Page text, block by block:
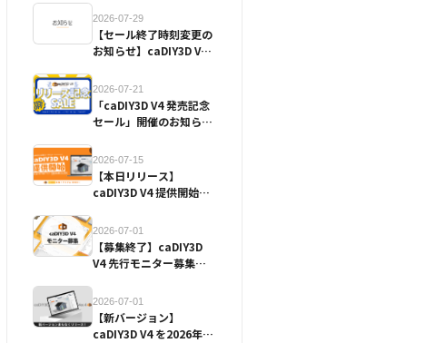
2026-07-29
【セール終了時刻変更の
お知らせ】caDIY3D V4
2026-07-21
「caDIY3D V4 発売記念
セール」開催のお知らせ
ました】
2026-07-15
【本日リリース】
caDIY3D V4 提供開始の
2026-07-01
【募集終了】caDIY3D
V4 先行モニター募集の
2026-07-01
【新バージョン】
caDIY3D V4 を2026年7